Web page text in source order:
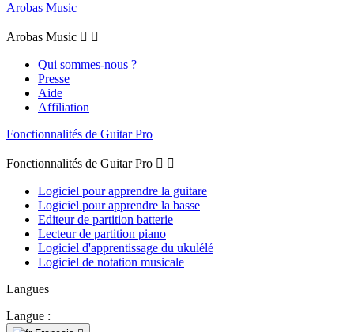
Arobas Music
Arobas Music  
Qui sommes-nous ?
Presse
Aide
Affiliation
Fonctionnalités de Guitar Pro
Fonctionnalités de Guitar Pro  
Logiciel pour apprendre la guitare
Logiciel pour apprendre la basse
Editeur de partition batterie
Lecteur de partition piano
Logiciel d'apprentissage du ukulélé
Logiciel de notation musicale
Langues
Langue :